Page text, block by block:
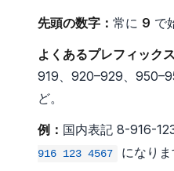
先頭の数字： 常に 9 で
よくあるプレフィック
919、920–929、
ど。
例： 国内表記 8-916-
916 123 4567
になりま